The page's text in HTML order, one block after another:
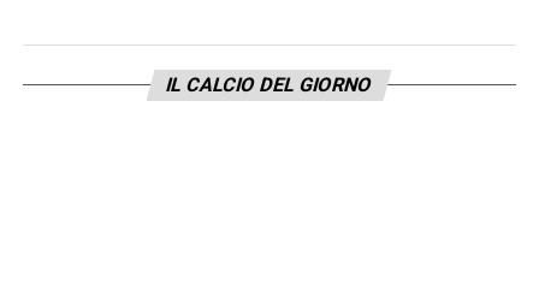
gruppo, garantendo una preziosa stabilità. La
IL CALCIO DEL GIORNO